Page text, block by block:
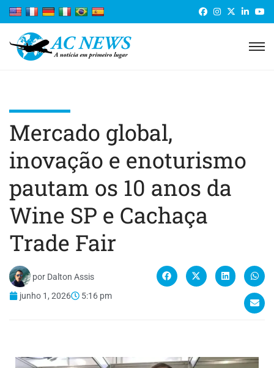
Mercado global,
inovação e enoturismo
pautam os 10 anos da
Wine SP e Cachaça
Trade Fair
por Dalton Assis
junho 1, 2026
5:16 pm